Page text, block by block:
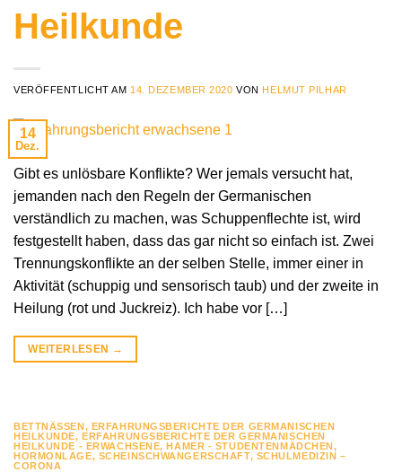
Heilkunde
VERÖFFENTLICHT AM 14. DEZEMBER 2020 VON HELMUT PILHAR
14
Dez.
Gibt es unlösbare Konflikte? Wer jemals versucht hat,
jemanden nach den Regeln der Germanischen
verständlich zu machen, was Schuppenflechte ist, wird
festgestellt haben, dass das gar nicht so einfach ist. Zwei
Trennungskonflikte an der selben Stelle, immer einer in
Aktivität (schuppig und sensorisch taub) und der zweite in
Heilung (rot und Juckreiz). Ich habe vor […]
WEITERLESEN →
BETTNÄSSEN, ERFAHRUNGSBERICHTE DER GERMANISCHEN
HEILKUNDE,ERFAHRUNGSBERICHTE DER GERMANISCHEN
HEILKUNDE - ERWACHSENE,HAMER - STUDENTENMÄDCHEN,
HORMONLAGE, SCHEINSCHWANGERSCHAFT, SCHULMEDIZIN –
CORONA